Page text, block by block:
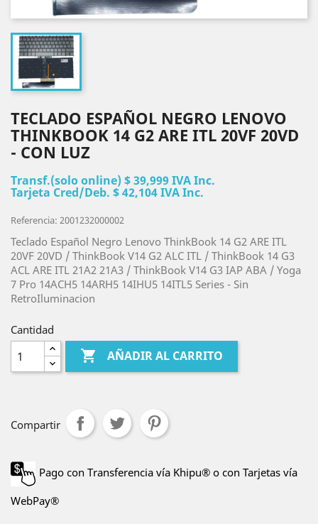
TECLADO ESPAÑOL NEGRO LENOVO
THINKBOOK 14 G2 ARE ITL 20VF 20VD
- CON LUZ
Transf.(solo online) $ 39,999 IVA Inc.
Tarjeta Cred/Deb. $ 42,104 IVA Inc.
Referencia: 2001232000002
Teclado Español Negro Lenovo ThinkBook 14 G2 ARE ITL
20VF 20VD / ThinkBook V14 G2 ALC ITL / ThinkBook 14 G3
ACL ARE ITL 21A2 21A3 / ThinkBook V14 G3 IAP ABA / Yoga
7 Pro 14ACH5 14ARH5 14IHU5 14ITL5 Series - Sin
RetroIluminacion
Cantidad
 AÑADIR AL CARRITO
Compartir
Pago con Transferencia vía Khipu® o con Tarjetas vía
WebPay®